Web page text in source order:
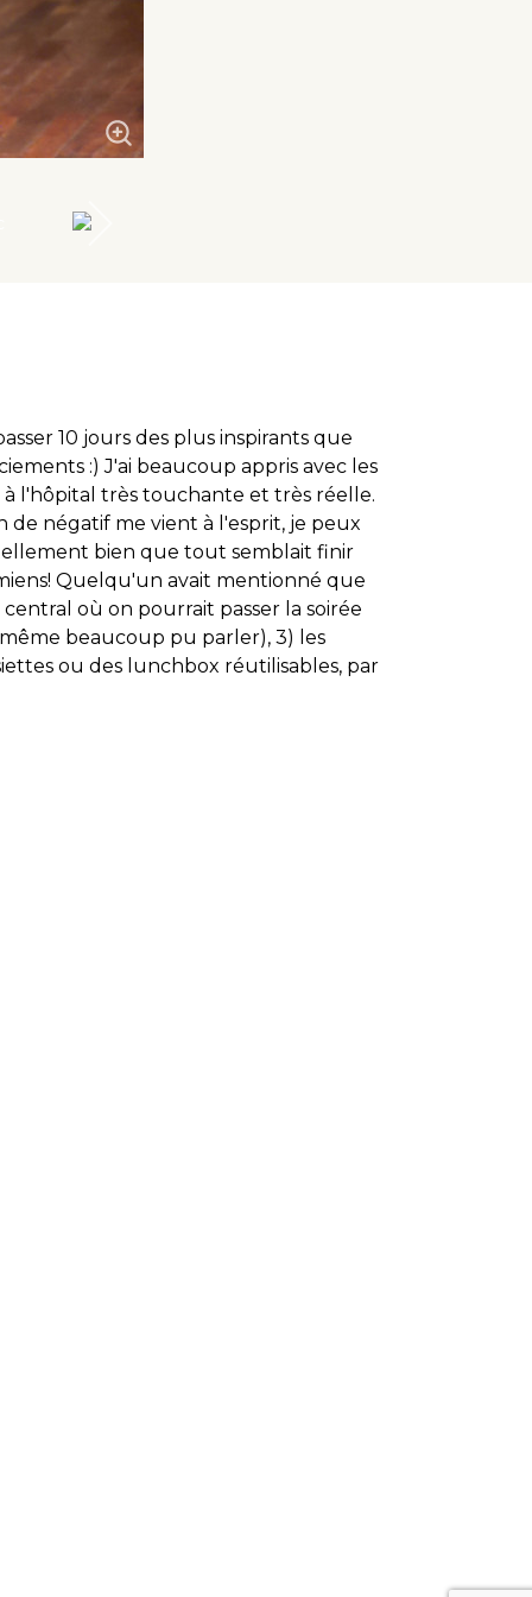
10 jours des plus inspirants que
:) J'ai beaucoup appris avec les
l'hôpital très touchante et très réelle.
de négatif me vient à l'esprit, je peux
bien que tout semblait finir
Quelqu'un avait mentionné que
où on pourrait passer la soirée
beaucoup pu parler), 3) les
ou des lunchbox réutilisables, par